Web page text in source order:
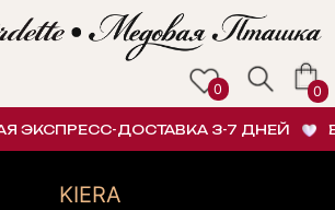
ЭКСПРЕСС-ДОСТАВКА 3-7 ДНЕЙ
KIERA